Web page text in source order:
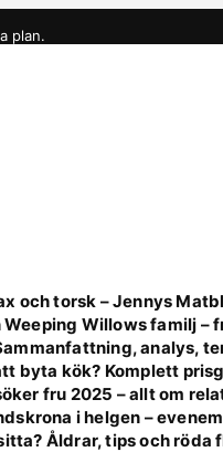
plan.
och torsk – Jennys
Weeping Willows familj –
analys,
byta kök? Komplett
fru 2025 – allt om
i helgen –
Åldrar, tips och röda